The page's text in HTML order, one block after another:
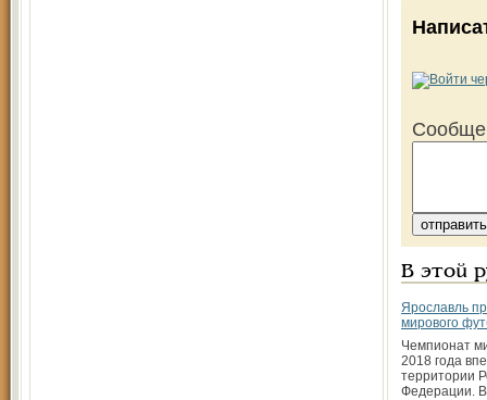
В этой
Ярославль
мирового
Чемпионат
2018 года
территории
Федерации.